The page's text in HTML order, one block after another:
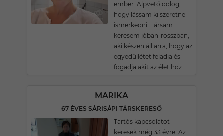
ember. Alpvető dolog,
hogy lássam ki szeretne
ismerkedni. Társam
keresem jóban-rosszban,
aki készen áll arra, hogy az
egyedüllétet feladja és
fogadja akit az élet hoz....
MARIKA
67 ÉVES SÁRISÁPI TÁRSKERESŐ
Tartós kapcsolatot
keresek még 33 évre! Az